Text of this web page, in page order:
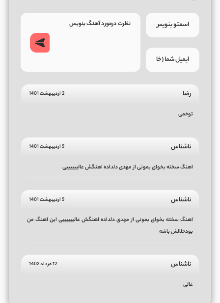
رضا 2 اردیبهشت 1401
توخمی
ناشناس 5 اردیبهشت 1401
اهنگ سخته بخوای بمونی از مهدی دلداده اهنگش عالییییییی
ناشناس 5 اردیبهشت 1401
اهنگ سخته بخوای بمونی از مهدی دلداده اهنگش عالییییییی این اهنگ من
بودحلالش باشه
ناشناس 12 مرداد 1402
عالی